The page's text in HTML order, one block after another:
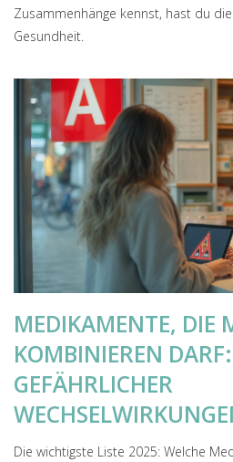
Zusammenhänge kennst, hast du
Gesundheit.
MEDIKAMENTE, DIE
KOMBINIEREN
GEFÄHRLICHER
Die wichtigste Liste 2025: Welche